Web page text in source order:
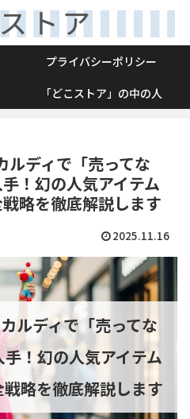
プライバシーポリシー
「どこストア」の中の人
ルディで「売ってな
！幻の人気アイテム
略を徹底解説します
2025.11.16
ルディで「売ってな
！幻の人気アイテム
略を徹底解説します